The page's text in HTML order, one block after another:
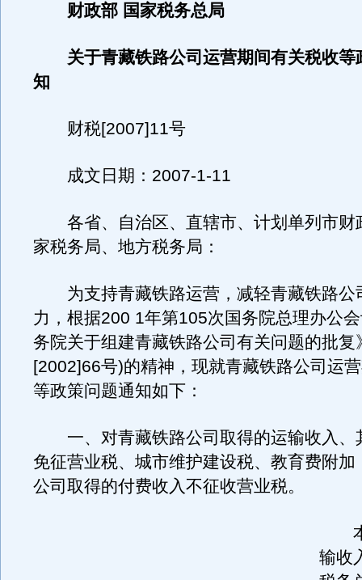
财政部 国家税务总局
关于青藏铁路公司运营期间有关税收等
知
财税[2007]11号
成文日期：2007-1-11
各省、自治区、直辖市、计划单列市财
家税务局、地方税务局：
为支持青藏铁路运营，减轻青藏铁路公
力，根据200 1年第105次国务院总理办公
务院关于组建青藏铁路公司有关问题的批复
[2002]66号)的精神，现就青藏铁路公司运
等政策问题通知如下：
一、对青藏铁路公司取得的运输收入、
免征营业税、城市维护建设税、教育费附加
公司取得的付费收入不征收营业税。
本
输收